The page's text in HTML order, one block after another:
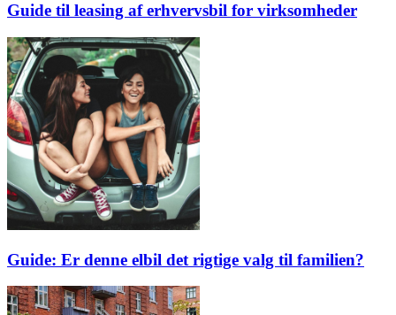
Guide til leasing af erhvervsbil for virksomheder
Guide: Er denne elbil det rigtige valg til familien?